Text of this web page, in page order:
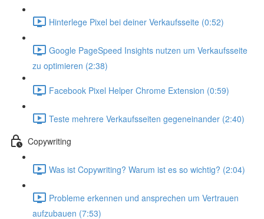
Hinterlege Pixel bei deiner Verkaufsseite (0:52)
Google PageSpeed Insights nutzen um Verkaufsseite
zu optimieren (2:38)
Facebook Pixel Helper Chrome Extension (0:59)
Teste mehrere Verkaufsseiten gegeneinander (2:40)
Copywriting
Was ist Copywriting? Warum ist es so wichtig? (2:04)
Probleme erkennen und ansprechen um Vertrauen
aufzubauen (7:53)